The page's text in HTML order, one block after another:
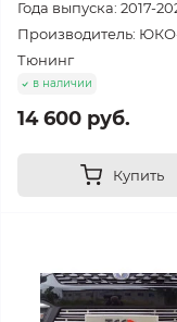
Года выпуска: 2017-
Производитель:
Тюнинг
в наличии
14 600 руб.
Купить